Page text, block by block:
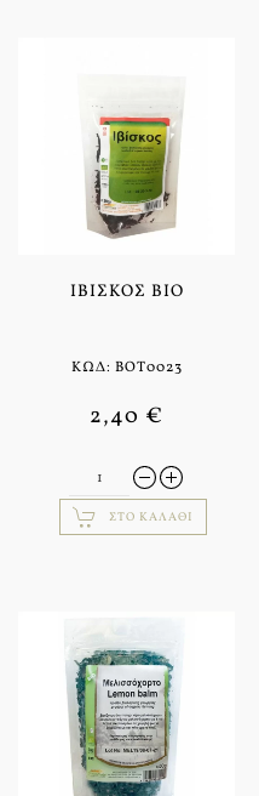
ΙΒΊΣΚΟΣ BIO
ΚΩΔ: BOT0023
2,40 €
ΣΤΟ ΚΑΛΆΘΙ